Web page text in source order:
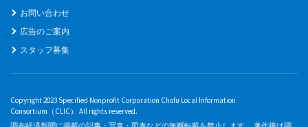
お問い合わせ
広告のご案内
スタッフ募集
Copyright 2023 Specified Nonprofit Corporation Chofu Local Information
Consortium（CLIC） All rights reserved.